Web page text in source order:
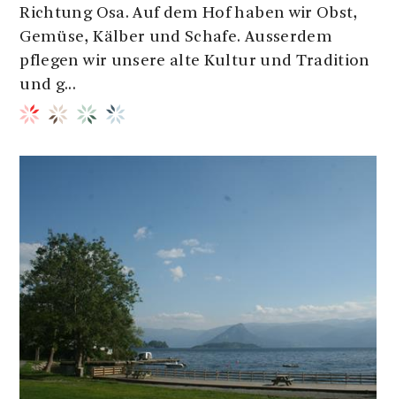
Richtung Osa. Auf dem Hof haben wir Obst,
Gemüse, Kälber und Schafe. Ausserdem
pflegen wir unsere alte Kultur und Tradition
und g...